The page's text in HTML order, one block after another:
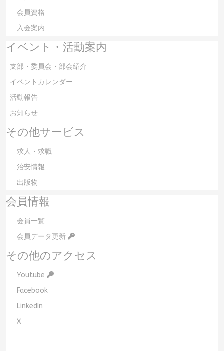
会員資格
入会案内
イベント・活動案内
支部・委員会・部会紹介
イベントカレンダー
活動報告
お知らせ
その他サービス
求人・求職
治安情報
出版物
会員情報
会員一覧
会員データ更新
その他のアクセス
Youtube
Facebook
LinkedIn
X